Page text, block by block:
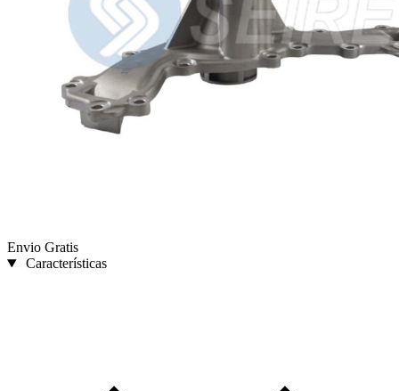
Envio Gratis
Características